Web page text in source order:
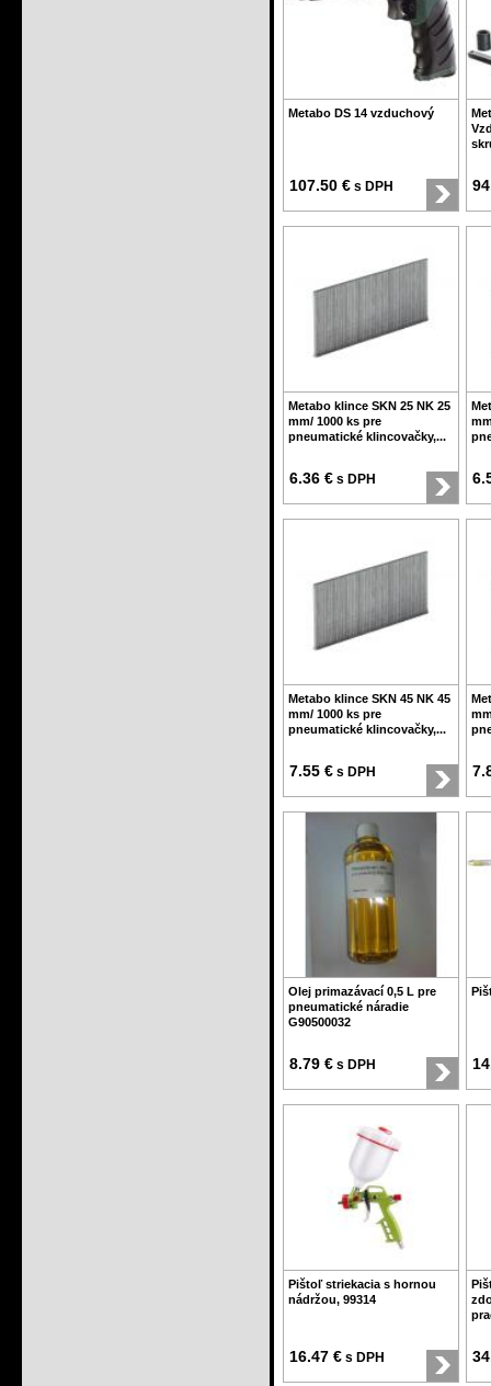
Metabo DS 14 vzduchový
107.50 € s DPH
Metabo klince SKN 25 NK 25
mm/ 1000 ks pre
pneumatické klincovačky,...
6.36 € s DPH
Metabo klince SKN 45 NK 45
mm/ 1000 ks pre
pneumatické klincovačky,...
7.55 € s DPH
Olej primazávací 0,5 L pre
pneumatické náradie
G90500032
8.79 € s DPH
Pištoľ striekacia s hornou
nádržou, 99314
16.47 € s DPH